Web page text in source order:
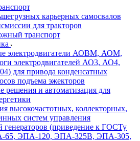
карьерных самосвалов
для тракторов
транспорт
электродвигатели АОВМ, АОМ,
электродвигателей АО3, АО4,
для привода конденсатных
подъема эжекторов
решения и автоматизация для
высокочастотных, коллекторных,
систем управления
генераторов (приведение к ГОСТу
65, ЭПА-120, ЭПА-325В, ЭПА-305,